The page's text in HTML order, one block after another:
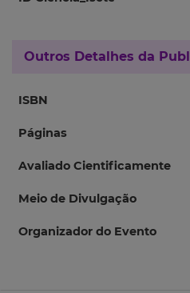
Outros Detalhes da
ISBN
Páginas
Avaliado Cientificamente
Meio de Divulgação
Organizador do Evento